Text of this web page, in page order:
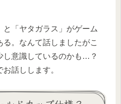
と「ヤタガラス」がゲーム
。なんて話しましたがこ
し意識しているのかも…？
話しします。